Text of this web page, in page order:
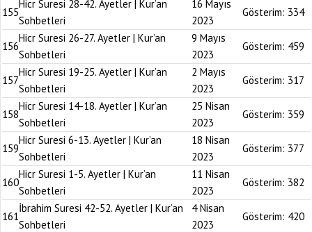
155
Hicr Suresi 28-42. Ayetler | Kur’an
Sohbetleri
16 Mayıs
2023
Gösterim: 334
156
Hicr Suresi 26-27. Ayetler | Kur’an
Sohbetleri
9 Mayıs
2023
Gösterim: 459
157
Hicr Suresi 19-25. Ayetler | Kur’an
Sohbetleri
2 Mayıs
2023
Gösterim: 317
158
Hicr Suresi 14-18. Ayetler | Kur’an
Sohbetleri
25 Nisan
2023
Gösterim: 359
159
Hicr Suresi 6-13. Ayetler | Kur’an
Sohbetleri
18 Nisan
2023
Gösterim: 377
160
Hicr Suresi 1-5. Ayetler | Kur’an
Sohbetleri
11 Nisan
2023
Gösterim: 382
161
İbrahim Suresi 42-52. Ayetler | Kur’an
Sohbetleri
4 Nisan
2023
Gösterim: 420